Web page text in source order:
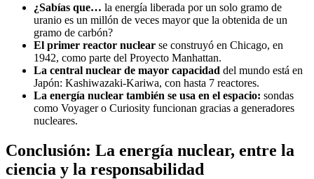
¿Sabías que… la energía liberada por un solo gramo de
uranio es un millón de veces mayor que la obtenida de un
gramo de carbón?
El primer reactor nuclear se construyó en Chicago, en
1942, como parte del Proyecto Manhattan.
La central nuclear de mayor capacidad del mundo está en
Japón: Kashiwazaki-Kariwa, con hasta 7 reactores.
La energía nuclear también se usa en el espacio: sondas
como Voyager o Curiosity funcionan gracias a generadores
nucleares.
Conclusión: La energía nuclear, entre la
ciencia y la responsabilidad